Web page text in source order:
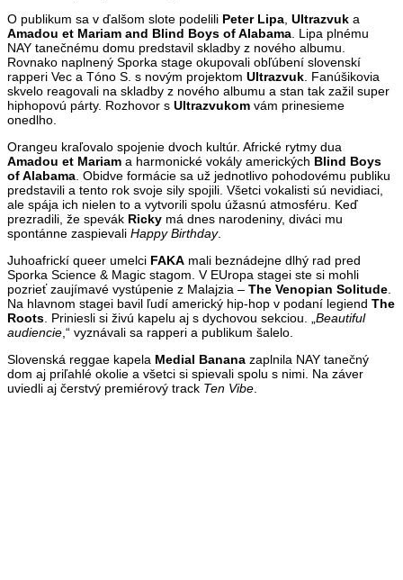
O publikum sa v ďalšom slote podelili Peter Lipa Ultrazvuk a
Amadou et Mariam and Blind Boys of Alabama . Lipa plnému
NAY tanečnému domu predstavil skladby z nového albumu.
Rovnako naplnený Sporka stage okupovali obľúbení slovenskí
rapperi Vec a Tóno S. s novým projektom Ultrazvuk . Fanúšikovia
skvelo reagovali na skladby z nového albumu a stan tak zažil super
hiphopovú párty. Rozhovor s Ultrazvukom vám prinesieme
onedlho.
Orangeu kraľovalo spojenie dvoch kultúr. Africké rytmy dua
Amadou et Mariam a harmonické vokály amerických Blind Boys
of Alabama . Obidve formácie sa už jednotlivo pohodovému publiku
predstavili a tento rok svoje sily spojili. Všetci vokalisti sú nevidiaci,
ale spája ich nielen to a vytvorili spolu úžasnú atmosféru. Keď
prezradili, že spevák Ricky má dnes narodeniny, diváci mu
spontánne zaspievali Happy Birthday.
Juhoafrickí queer umelci FAKA mali beznádejne dlhý rad pred
Sporka Science & Magic stagom. V EUropa stagei ste si mohli
pozrieť zaujímavé vystúpenie z Malajzia – The Venopian Solitude
Na hlavnom stagei bavil ľudí americký hip-hop v podaní legiend The
Roots . Priniesli si živú kapelu aj s dychovou sekciou. „ Beautiful
audiencie ,“ vyznávali sa rapperi a publikum šalelo.
Slovenská reggae kapela Medial Banana zaplnila NAY tanečný
dom aj priľahlé okolie a všetci si spievali spolu s nimi. Na záver
uviedli aj čerstvý premiérový track Ten Vibe